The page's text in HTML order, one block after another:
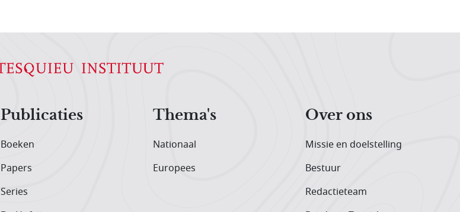
Publicaties
Boeken
Papers
Series
Thema's
Nationaal
Europees
Over ons
Missie en doelstelling
Bestuur
Redactieteam